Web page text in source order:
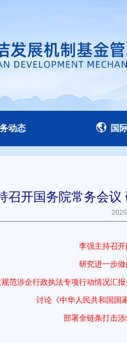
动态 国
召开国务院常务会
李强主持召
研究进一步
规范涉企行政执法专项行动情况汇
讨论《中华人民共和国国
部署全链条打击